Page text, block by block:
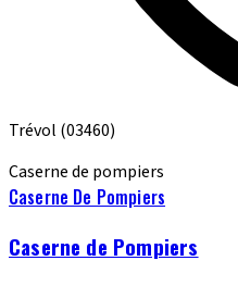
Trévol (03460)
Caserne de pompiers
Caserne De Pompiers
Caserne de Pompiers